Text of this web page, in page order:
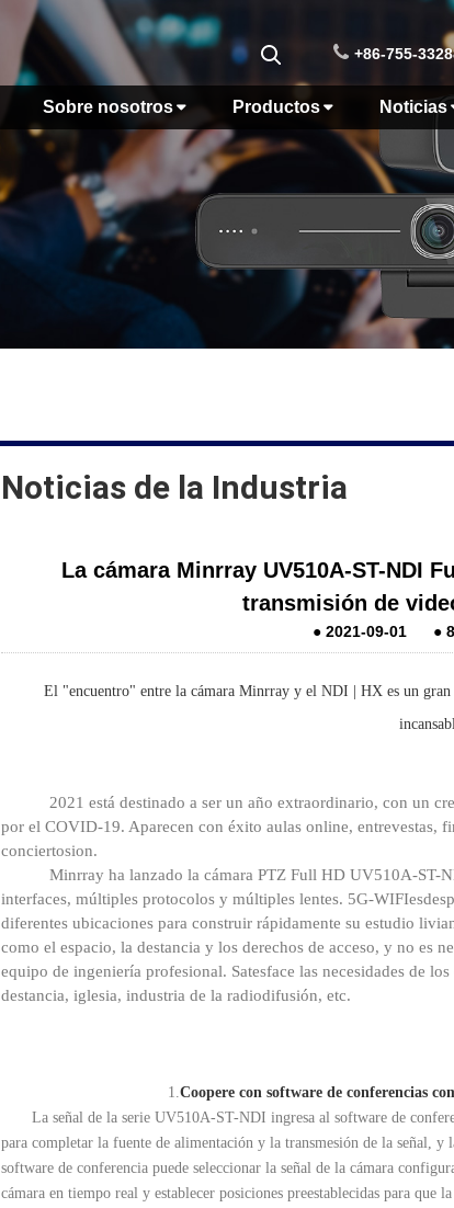
+86-755-
Sobre nosotros Productos Noticias
Noticias de la Industria
La cámara Minrray UV510A-ST-NDI
transmisión de
● 2021-09-01 ● 8
El "encuentro" entre la cámara Minrray y el NDI | HX es un gran
2021 está destinado a ser un año extraordinario, con un
por el COVID-19. Aparecen con éxito aulas online, entrevestas,
conciertosion.
Minrray ha lanzado la cámara PTZ Full HD UV510A-ST-
interfaces, múltiples protocolos y múltiples lentes. 5G-WIFIes
diferentes ubicaciones para construir rápidamente su estudio
como el espacio, la destancia y los derechos de acceso, y no es
equipo de ingeniería profesional. Satesface las necesidades de
destancia, iglesia, industria de la radiodifusión, etc.
1. Coopere con software de conferencias
La señal de la serie UV510A-ST-NDI ingresa al software de
para completar la fuente de alimentación y la transmesión de la señal, y
software de conferencia puede seleccionar la señal de la cámara
cámara en tiempo real y establecer posiciones preestablecidas para que